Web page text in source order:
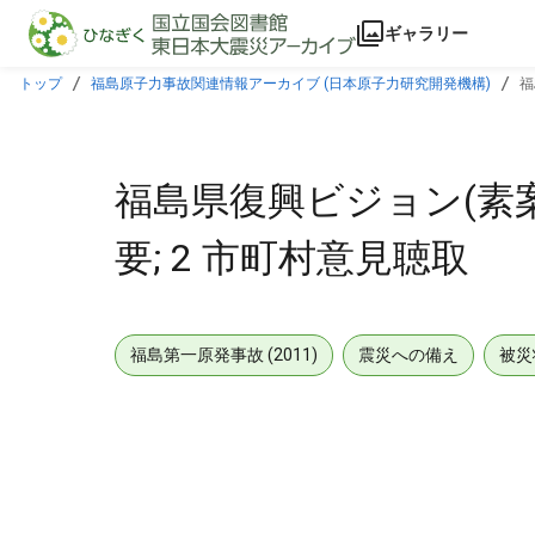
本文に飛ぶ
ギャラリー
トップ 福島原子力事故関連情報アーカイブ (日本原子力研究開発機構)
福島県復興ビジョン(素
要; 2 市町村意見聴取
福島第一原発事故 (2011) 震災への備え 被災